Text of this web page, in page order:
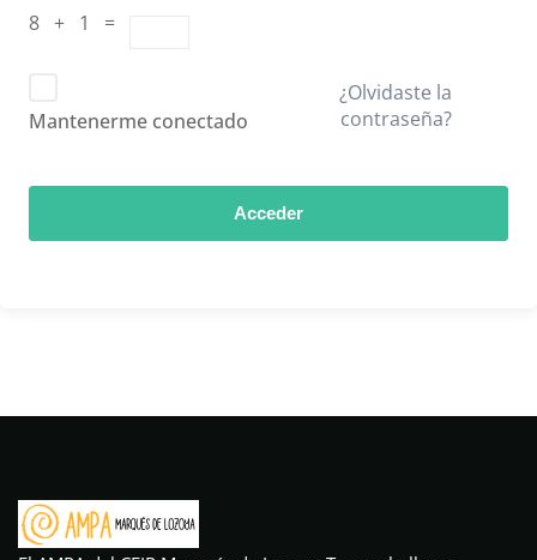
8 + 1 =
Mantenerme conectado
¿Olvidaste la
contraseña?
Acceder